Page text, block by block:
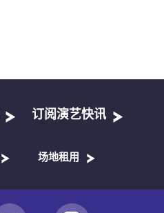
订阅演艺快讯
场地租用